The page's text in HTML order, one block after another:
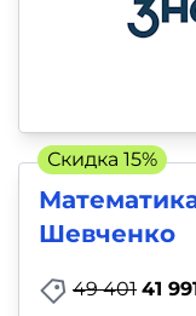
Шевченко
49 401 41
Скидка 15%